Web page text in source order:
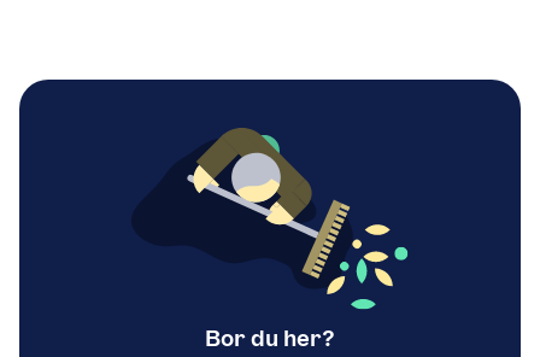
Bor du her?